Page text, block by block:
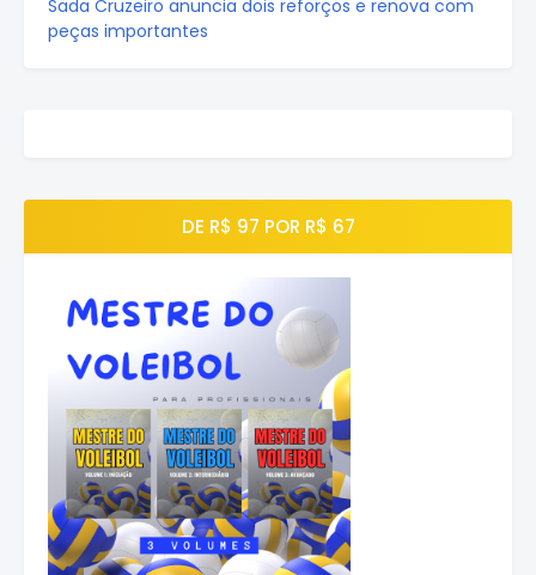
Sada Cruzeiro anuncia dois reforços e renova com
peças importantes
DE R$ 97 POR R$ 67